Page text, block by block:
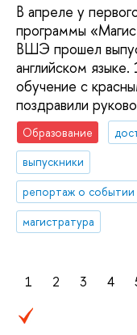
В апреле у
программы
ВШЭ прошел
английском
обучение с
поздравили
Образование
выпускники
репортаж о событии
магистратура
1 2 3 4